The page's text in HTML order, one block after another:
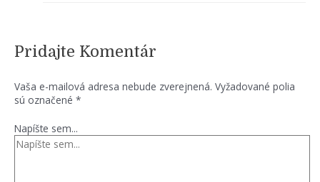
Pridajte Komentár
Vaša e-mailová adresa nebude zverejnená. Vyžadované polia
sú označené *
Napíšte sem...